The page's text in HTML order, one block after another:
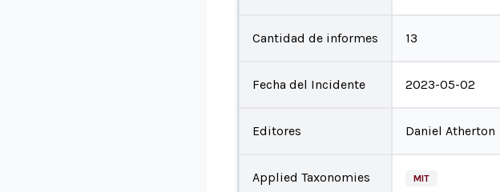
Cantidad de informes 13
Fecha del Incidente 2023-05-02
Editores Daniel Atherton
Applied Taxonomies MIT